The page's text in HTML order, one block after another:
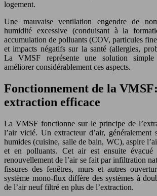
logement.
Une mauvaise ventilation engendre de
humidité excessive (conduisant à la
accumulation de polluants (COV, particules
et impacts négatifs sur la santé (allergies,
La VMSF représente une solution
améliorer considérablement ces aspects.
Fonctionnement de la
extraction efficace
La VMSF fonctionne sur le principe de
l’air vicié. Un extracteur d’air, généralement
humides (cuisine, salle de bain, WC), aspire
et en polluants. Cet air est ensuite évacué
renouvellement de l’air se fait par infiltration
fissures des fenêtres, murs et autres
système mono-flux diffère des systèmes à
de l’air neuf filtré en plus de l’extraction.